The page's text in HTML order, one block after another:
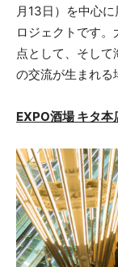
月13日）を中心
ロジェクトです
点として、そし
の交流が生まれる
EXPO酒場 キタ本